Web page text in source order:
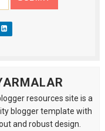
resources site is a
blogger template with
and robust design.